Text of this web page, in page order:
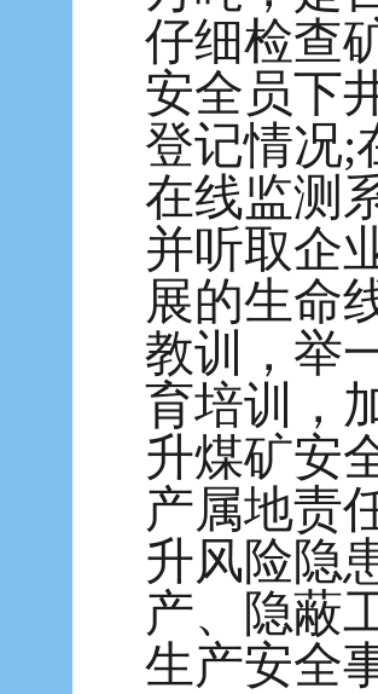
仔细检查
安全员下
登记情况;
在线监测
并听取企
展的生命
教训，举
育培训，
升煤矿安
产属地责
升风险隐
产、隐蔽
生产安全